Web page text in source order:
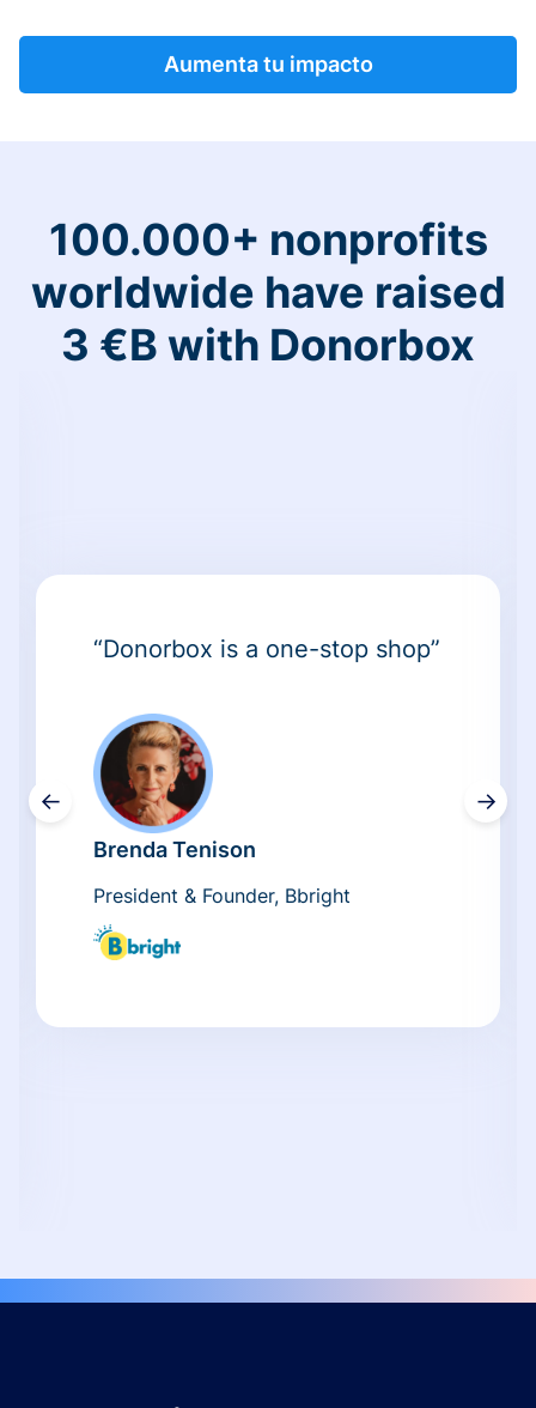
Aumenta tu impacto
100.000+ nonprofits
worldwide have raised
3 €B with Donorbox
←
“Donorbox is a one-stop shop”
Brenda Tenison
President & Founder, Bbright
→